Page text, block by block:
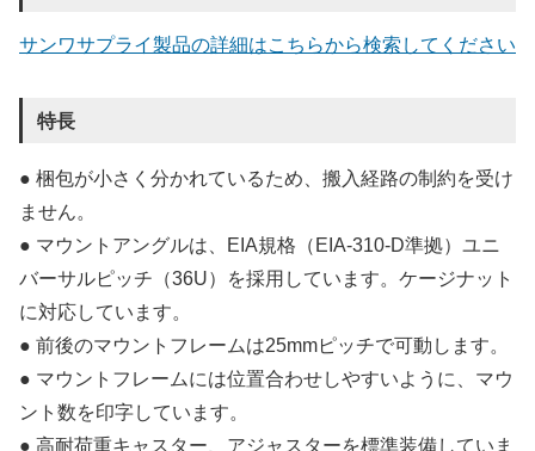
サンワサプライ製品の詳細はこちらから検索してください
特長
● 梱包が小さく分かれているため、搬入経路の制約を受け
ません。
● マウントアングルは、EIA規格（EIA-310-D準拠）ユニ
バーサルピッチ（36U）を採用しています。ケージナット
に対応しています。
● 前後のマウントフレームは25mmピッチで可動します。
● マウントフレームには位置合わせしやすいように、マウ
ント数を印字しています。
● 高耐荷重キャスター、アジャスターを標準装備していま